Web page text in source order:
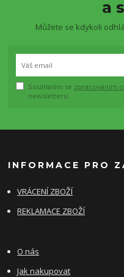
a
Můžete se kdykoli
Souhlasím se zpracováním
newsletteru.
INFORMACE PRO
VRÁCENÍ ZBOŽÍ
REKLAMACE ZBOŽÍ
O nás
Jak nakupovat